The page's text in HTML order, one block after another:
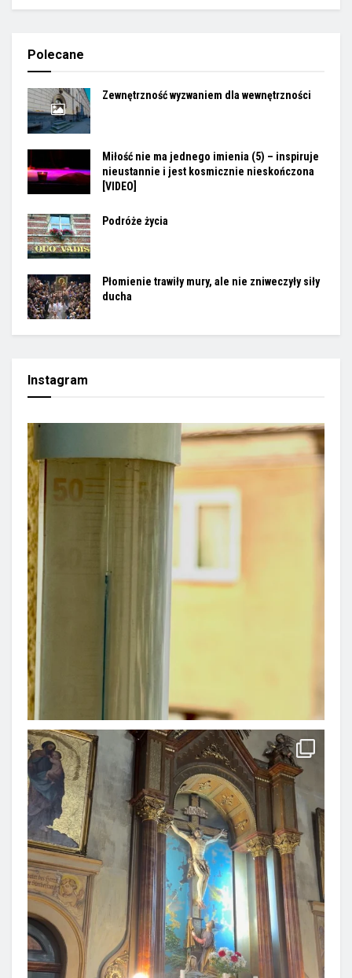
Polecane
Zewnętrzność wyzwaniem dla wewnętrzności
Miłość nie ma jednego imienia (5) – inspiruje
nieustannie i jest kosmicznie nieskończona
[VIDEO]
Podróże życia
Płomienie trawiły mury, ale nie zniweczyły siły
ducha
Instagram